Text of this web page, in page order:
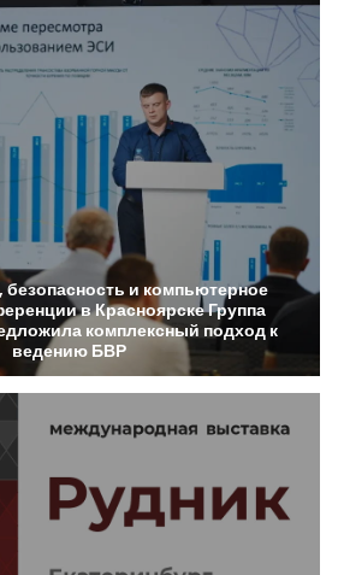
безопасность и компьютерное
вКрасноярскеГруппа
комплексный подход к
ведению БВР